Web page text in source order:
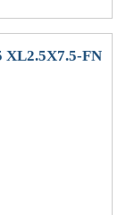
XL2.5X7.5-FN